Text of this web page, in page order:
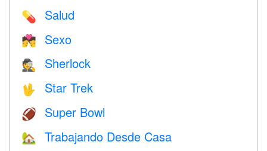
💊 Salud
💏 Sexo
🕵️ Sherlock
🖖 Star Trek
🏈 Super Bowl
🏡 Trabajando Desde Casa